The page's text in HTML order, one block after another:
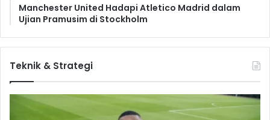
Manchester United Hadapi Atletico Madrid dalam
Ujian Pramusim di Stockholm
Teknik & Strategi